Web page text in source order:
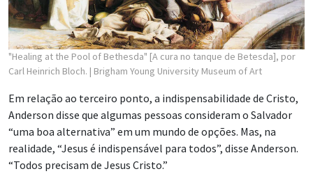
"Healing at the Pool of Bethesda" [A cura no tanque de Betesda], por
Carl Heinrich Bloch. | Brigham Young University Museum of Art
Em relação ao terceiro ponto, a indispensabilidade de Cristo,
Anderson disse que algumas pessoas consideram o Salvador
“uma boa alternativa” em um mundo de opções. Mas, na
realidade, “Jesus é indispensável para todos”, disse Anderson.
“Todos precisam de Jesus Cristo.”